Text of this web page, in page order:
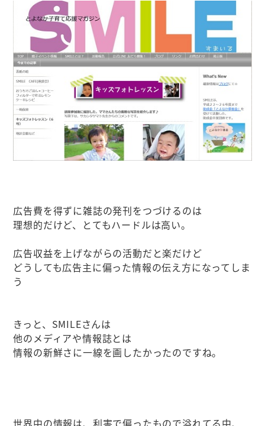
広告費を得ずに雑誌の発刊をつづけるのは
理想的だけど、とてもハードルは高い。
広告収益を上げながらの活動だと楽だけど
どうしても広告主に偏った情報の伝え方になってしま
う
きっと、SMILEさんは
他のメディアや情報誌とは
情報の新鮮さに一線を画したかったのですね。